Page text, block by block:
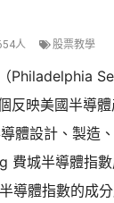
人 股票教學
Philadelphia
反映美國半導
體設計、製造
費城半導體指
導體指數的成